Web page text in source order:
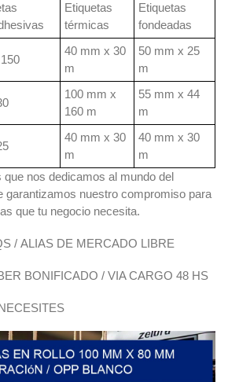
Etiquetas
térmicas
Etiquetas
fondeadas
40 mm x 30
m
50 mm x 25
m
100 mm x
160 m
55 mm x 44
m
40 mm x 30
m
40 mm x 30
m
nos dedicamos al mundo del
garantizamos nuestro compromiso para
que tu negocio necesita.
/ ALIAS DE MERCADO LIBRE
BONIFICADO / VIA CARGO 48 HS